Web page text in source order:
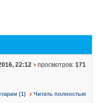
22:12 просмотров: 171
(1) Читать полностью